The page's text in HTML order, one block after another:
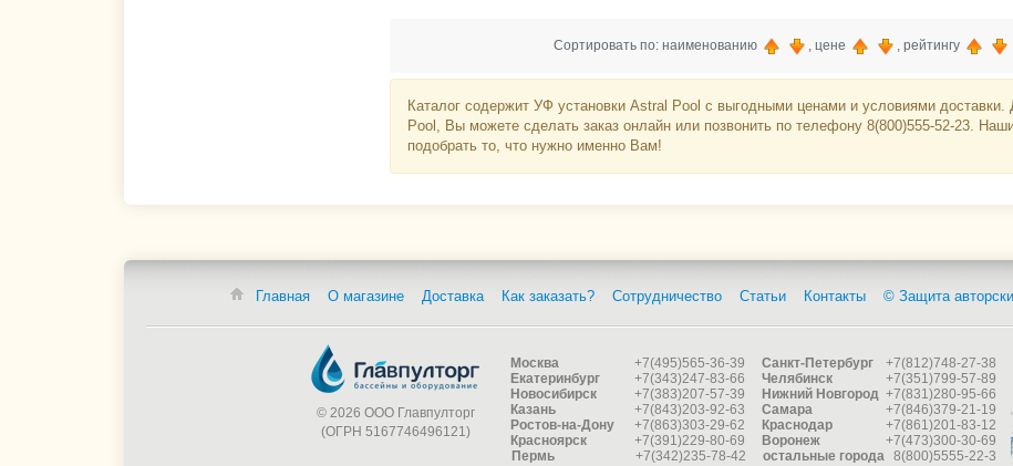
Сортировать по: наименованию , цене , рейтингу
Каталог содержит УФ установки Astral Pool с выгодными ценами и условиями доставки.
Pool, Вы можете сделать заказ онлайн или позвонить по телефону 8(800)555-52-23.
подобрать то, что нужно именно Вам!
Главная О магазине Доставка Как заказать? Сотрудничество Статьи Контакты © Защита
© 2026 ООО Главпулторг
(ОГРН 5167746496121)
Москва +7(495)565-36-39 Санкт-Петербург
+7(812)748-27-38
Екатеринбург
+7(343)247-83-66 Челябинск
+7(351)799-57-89
Новосибирск
+7(383)207-57-39 Нижний Новгород +7(831)280-95-66
Казань
+7(843)203-92-63 Самара
+7(846)379-21-19
Ростов-на-Дону
+7(863)303-29-62 Краснодар
+7(861)201-83-12
Красноярск
+7(391)229-80-69 Воронеж
+7(473)300-30-69
Пермь
+7(342)235-78-42 остальные города 8(800)5555-22-3